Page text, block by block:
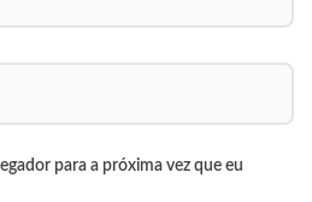
para a próxima vez que eu